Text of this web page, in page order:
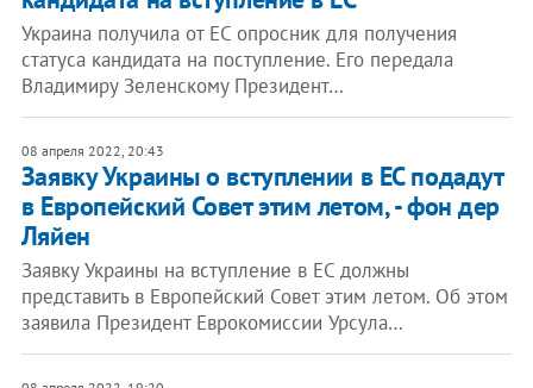
Украина получила от ЕС опросник для получения
статуса кандидата на поступление. Его передала
Владимиру Зеленскому Президент…
08 апреля 2022, 20:43
Заявку Украины о вступлении в ЕС подадут
в Европейский Совет этим летом, - фон дер
Ляйен
Заявку Украины на вступление в ЕС должны
представить в Европейский Совет этим летом. Об этом
заявила Президент Еврокомиссии Урсула…